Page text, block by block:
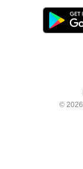
© 2026